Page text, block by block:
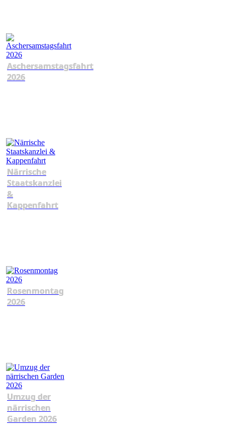
Aschersamstagsfahrt
2026
Närrische
Staatskanzlei
&
Kappenfahrt
Rosenmontag
2026
Umzug der
närrischen
Garden 2026